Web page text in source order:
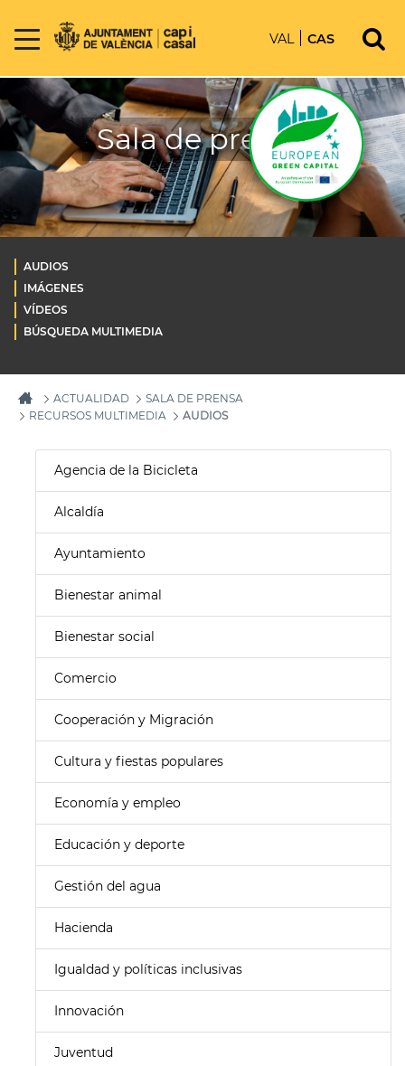
VAL CAS
Sala de prensa
AUDIOS
IMÁGENES
VÍDEOS
BÚSQUEDA MULTIMEDIA
ACTUALIDAD
SALA DE PRENSA
RECURSOS MULTIMEDIA
AUDIOS
Agencia de la Bicicleta
Alcaldía
Ayuntamiento
Bienestar animal
Bienestar social
Comercio
Cooperación y Migración
Cultura y fiestas populares
Economía y empleo
Educación y deporte
Gestión del agua
Hacienda
Igualdad y políticas inclusivas
Innovación
Juventud